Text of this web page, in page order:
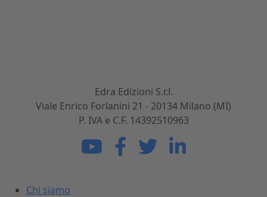
Edra Edizioni S.r.l.
Viale Enrico Forlanini 21 - 20134 Milano (MI)
P. IVA e C.F. 14392510963
Chi siamo